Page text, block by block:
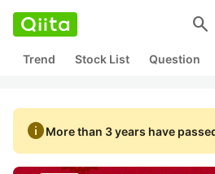
search
Trend Stock List Question
infoMore than 3 years have